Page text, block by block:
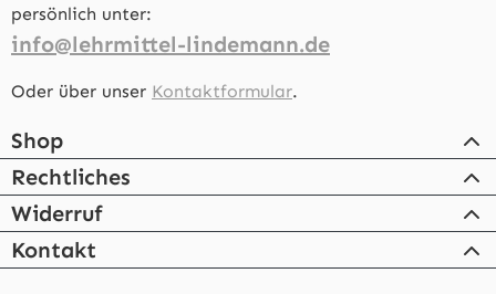
persönlich unter:
info@lehrmittel-lindemann.de
Oder über unser Kontaktformular.
Shop
Rechtliches
Widerruf
Kontakt